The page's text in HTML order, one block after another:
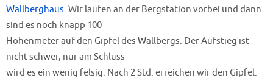
Wallberghaus. Wir laufen an der Bergstation vorbei und dann
sind es noch knapp 100
Höhenmeter auf den Gipfel des Wallbergs. Der Aufstieg ist
nicht schwer, nur am Schluss
wird es ein wenig felsig. Nach 2 Std. erreichen wir den Gipfel.